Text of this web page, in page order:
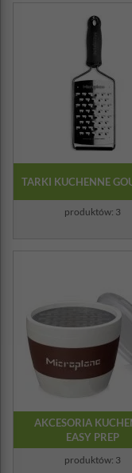
TARKI KUCHENNE
produktów: 3
AKCESORIA
EASY PREP
produktów: 3